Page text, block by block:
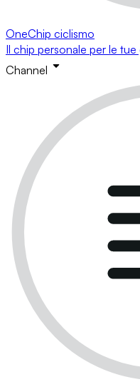
OneChip ciclismo
Il chip personale per le tue
Channel